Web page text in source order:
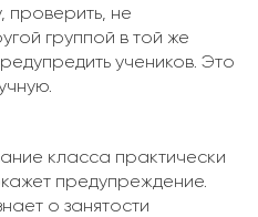
проверить, не
группой в той же
учеников. Это
класса практически
предупреждение.
о занятости